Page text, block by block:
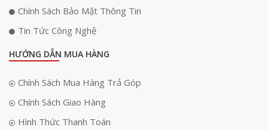
Chính Sách Bảo Mật Thông Tin
Tin Tức Công Nghệ
HƯỚNG DẪN MUA HÀNG
Chính Sách Mua Hàng Trả Góp
Chính Sách Giao Hàng
Hình Thức Thanh Toán